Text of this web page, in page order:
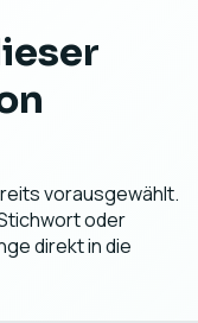
vorausgewählt.
oder
direkt in die